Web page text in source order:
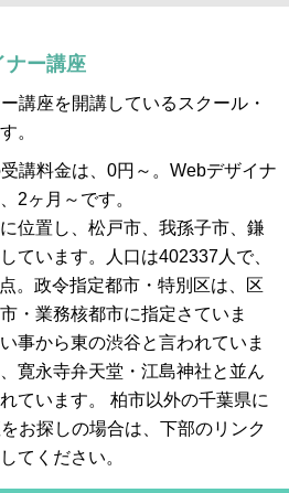
ナー講座
講座を開講しているスクール・
。
講料金は、0円～。Webデザイナ
2ヶ月～です。
位置し、松戸市、我孫子市、鎌
ています。人口は402337人で、
。政令指定都市・特別区は、区
・業務核都市に指定さていま
事から東の渋谷と言われていま
寛永寺弁天堂・江島神社と並ん
ています。 柏市以外の千葉県に
お探しの場合は、下部のリンク
てください。